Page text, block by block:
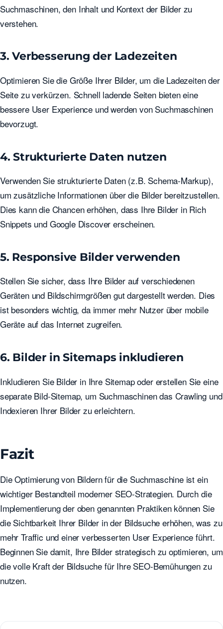
Suchmaschinen, den Inhalt und Kontext der Bilder zu
verstehen.
3. Verbesserung der Ladezeiten
Optimieren Sie die Größe Ihrer Bilder, um die Ladezeiten der
Seite zu verkürzen. Schnell ladende Seiten bieten eine
bessere User Experience und werden von Suchmaschinen
bevorzugt.
4. Strukturierte Daten nutzen
Verwenden Sie strukturierte Daten (z.B. Schema-Markup),
um zusätzliche Informationen über die Bilder bereitzustellen.
Dies kann die Chancen erhöhen, dass Ihre Bilder in Rich
Snippets und Google Discover erscheinen.
5. Responsive Bilder verwenden
Stellen Sie sicher, dass Ihre Bilder auf verschiedenen
Geräten und Bildschirmgrößen gut dargestellt werden. Dies
ist besonders wichtig, da immer mehr Nutzer über mobile
Geräte auf das Internet zugreifen.
6. Bilder in Sitemaps inkludieren
Inkludieren Sie Bilder in Ihre Sitemap oder erstellen Sie eine
separate Bild-Sitemap, um Suchmaschinen das Crawling und
Indexieren Ihrer Bilder zu erleichtern.
Fazit
Die Optimierung von Bildern für die Suchmaschine ist ein
wichtiger Bestandteil moderner SEO-Strategien. Durch die
Implementierung der oben genannten Praktiken können Sie
die Sichtbarkeit Ihrer Bilder in der Bildsuche erhöhen, was zu
mehr Traffic und einer verbesserten User Experience führt.
Beginnen Sie damit, Ihre Bilder strategisch zu optimieren, um
die volle Kraft der Bildsuche für Ihre SEO-Bemühungen zu
nutzen.